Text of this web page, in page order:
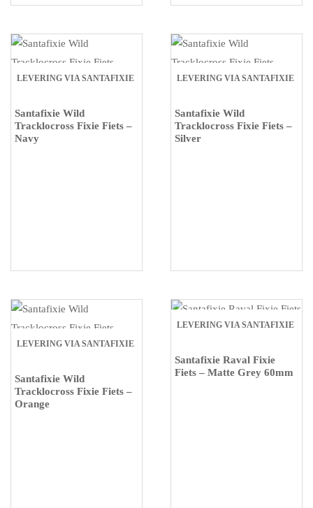
LEVERING VIA SANTAFIXIE
Santafixie Wild
Tracklocross Fixie Fiets –
Navy
LEVERING VIA SANTAFIXIE
Santafixie Wild
Tracklocross Fixie Fiets –
Silver
LEVERING VIA SANTAFIXIE
Santafixie Wild
Tracklocross Fixie Fiets –
Orange
LEVERING VIA SANTAFIXIE
Santafixie Raval Fixie
Fiets – Matte Grey 60mm